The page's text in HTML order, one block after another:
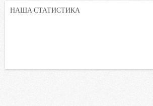
НАША СТАТИСТИКА